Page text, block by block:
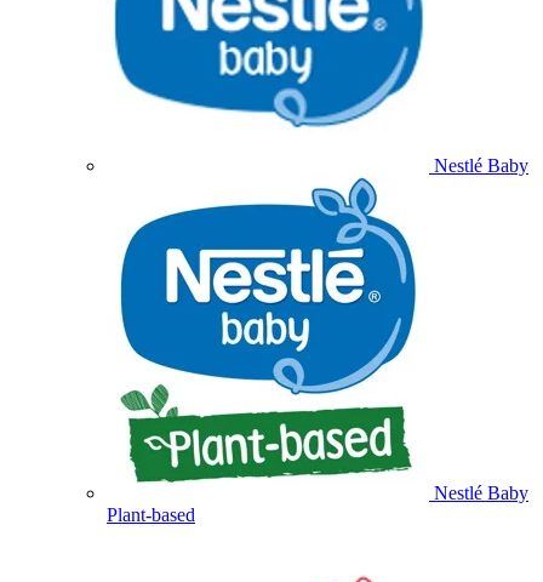
Nestlé Baby
Nestlé Baby
Plant-based